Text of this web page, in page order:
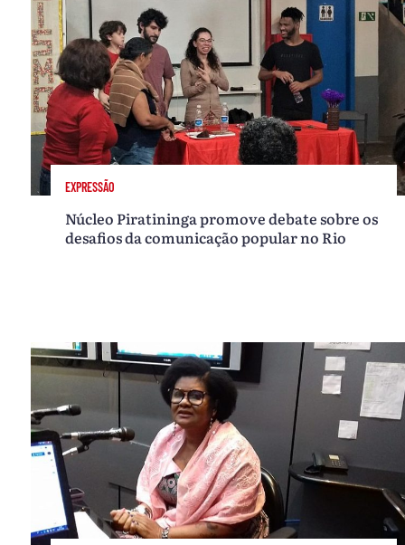
EXPRESSÃO
Núcleo Piratininga promove debate sobre os
desafios da comunicação popular no Rio